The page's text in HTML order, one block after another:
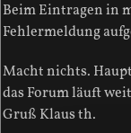
Beim Eintragen in
Fehlermeldung
Macht nichts.
das Forum läuft
Gruß Klaus th.